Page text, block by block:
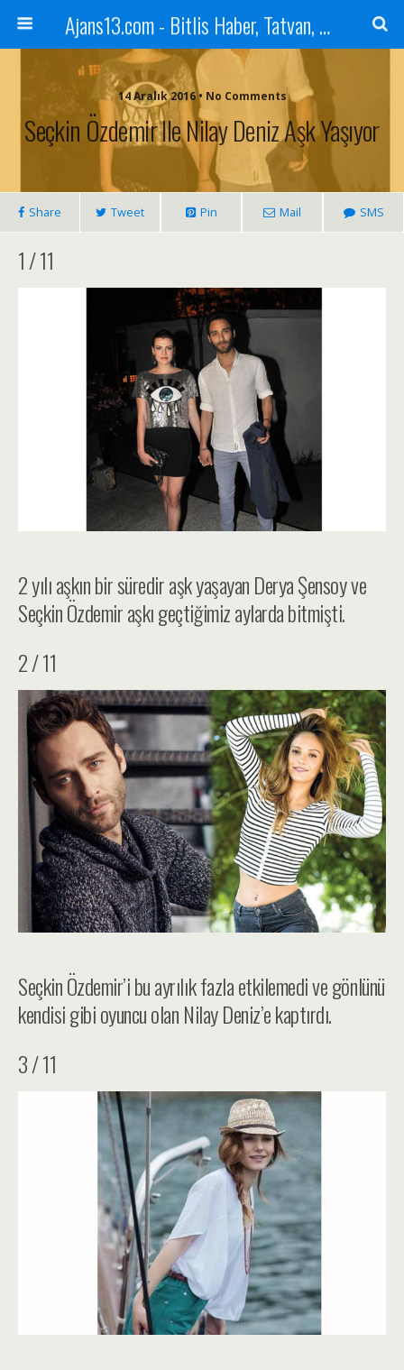
Ajans13.com - Bitlis Haber, Tatvan, Ahlat, Adilcevaz, Mutki, Hizan, Güroymak, Gazete, Ajans, 13, Haber
14 Aralık 2016 • No Comments
Seçkin Özdemir Ile Nilay Deniz Aşk Yaşıyor
Share Tweet Pin Mail SMS
1 / 11
2 yılı aşkın bir süredir aşk yaşayan Derya Şensoy ve
Seçkin Özdemir aşkı geçtiğimiz aylarda bitmişti.
2 / 11
Seçkin Özdemir’i bu ayrılık fazla etkilemedi ve gönlünü
kendisi gibi oyuncu olan Nilay Deniz’e kaptırdı.
3 / 11